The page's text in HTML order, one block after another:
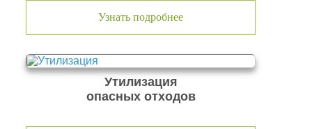
Узнать подробнее
Утилизация
опасных отходов